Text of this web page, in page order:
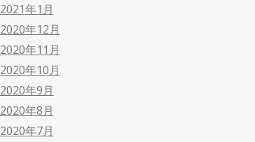
2021年1月
2020年12月
2020年11月
2020年10月
2020年9月
2020年8月
2020年7月